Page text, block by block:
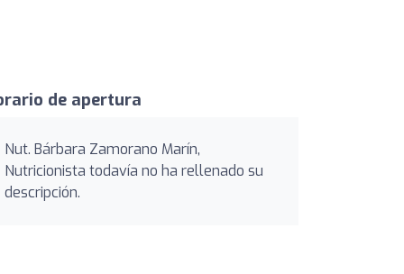
de apertura
Nut. Bárbara Zamorano Marín,
Nutricionista todavía no ha rellenado su
descripción.